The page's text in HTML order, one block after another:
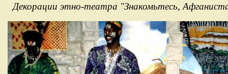
Декорации этно-театра "Знакомьтесь,